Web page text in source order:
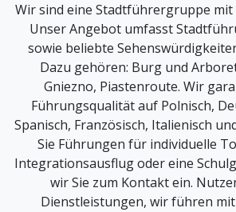
Wir sind eine Stadtführergruppe mit
Unser Angebot umfasst
sowie beliebte
Dazu gehören: Burg und
Gniezno, Piastenroute. Wir
Führungsqualität auf Polnisch,
Spanisch, Französisch, Italienisch
Sie Führungen für individuelle
Integrationsausflug oder eine
wir Sie zum Kontakt ein.
Dienstleistungen, wir führen